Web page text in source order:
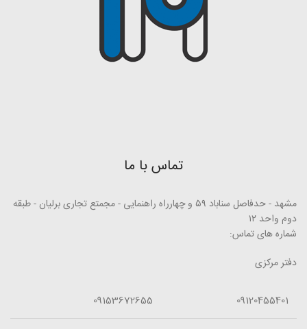
تماس با ما
مشهد - حدفاصل سناباد ۵۹ و چهارراه راهنمایی - مجمتع تجاری برلیان - طبقه
دوم واحد ۱۲
شماره های تماس:
دفتر مرکزی
09120455401
09153672655